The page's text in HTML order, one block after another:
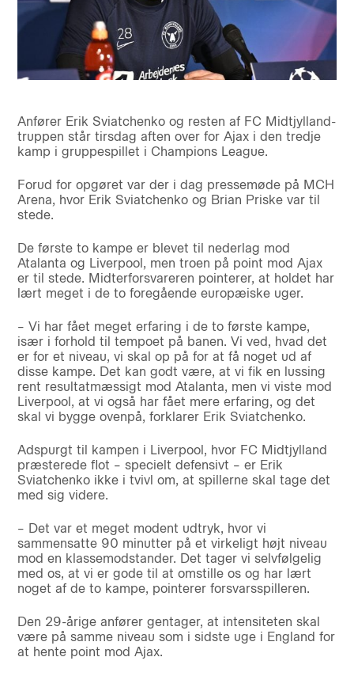
Anfører Erik Sviatchenko og resten af FC Midtjylland-
truppen står tirsdag aften over for Ajax i den tredje
kamp i gruppespillet i Champions League.
Forud for opgøret var der i dag pressemøde på MCH
Arena, hvor Erik Sviatchenko og Brian Priske var til
stede.
De første to kampe er blevet til nederlag mod
Atalanta og Liverpool, men troen på point mod Ajax
er til stede. Midterforsvareren pointerer, at holdet har
lært meget i de to foregående europæiske uger.
– Vi har fået meget erfaring i de to første kampe,
især i forhold til tempoet på banen. Vi ved, hvad det
er for et niveau, vi skal op på for at få noget ud af
disse kampe. Det kan godt være, at vi fik en lussing
rent resultatmæssigt mod Atalanta, men vi viste mod
Liverpool, at vi også har fået mere erfaring, og det
skal vi bygge ovenpå, forklarer Erik Sviatchenko.
Adspurgt til kampen i Liverpool, hvor FC Midtjylland
præsterede flot – specielt defensivt – er Erik
Sviatchenko ikke i tvivl om, at spillerne skal tage det
med sig videre.
– Det var et meget modent udtryk, hvor vi
sammensatte 90 minutter på et virkeligt højt niveau
mod en klassemodstander. Det tager vi selvfølgelig
med os, at vi er gode til at omstille os og har lært
noget af de to kampe, pointerer forsvarsspilleren.
Den 29-årige anfører gentager, at intensiteten skal
være på samme niveau som i sidste uge i England for
at hente point mod Ajax.